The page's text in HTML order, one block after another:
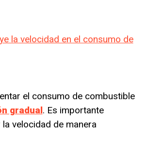
la velocidad en el consumo de
el consumo de combustible
gradual. Es importante
velocidad de manera